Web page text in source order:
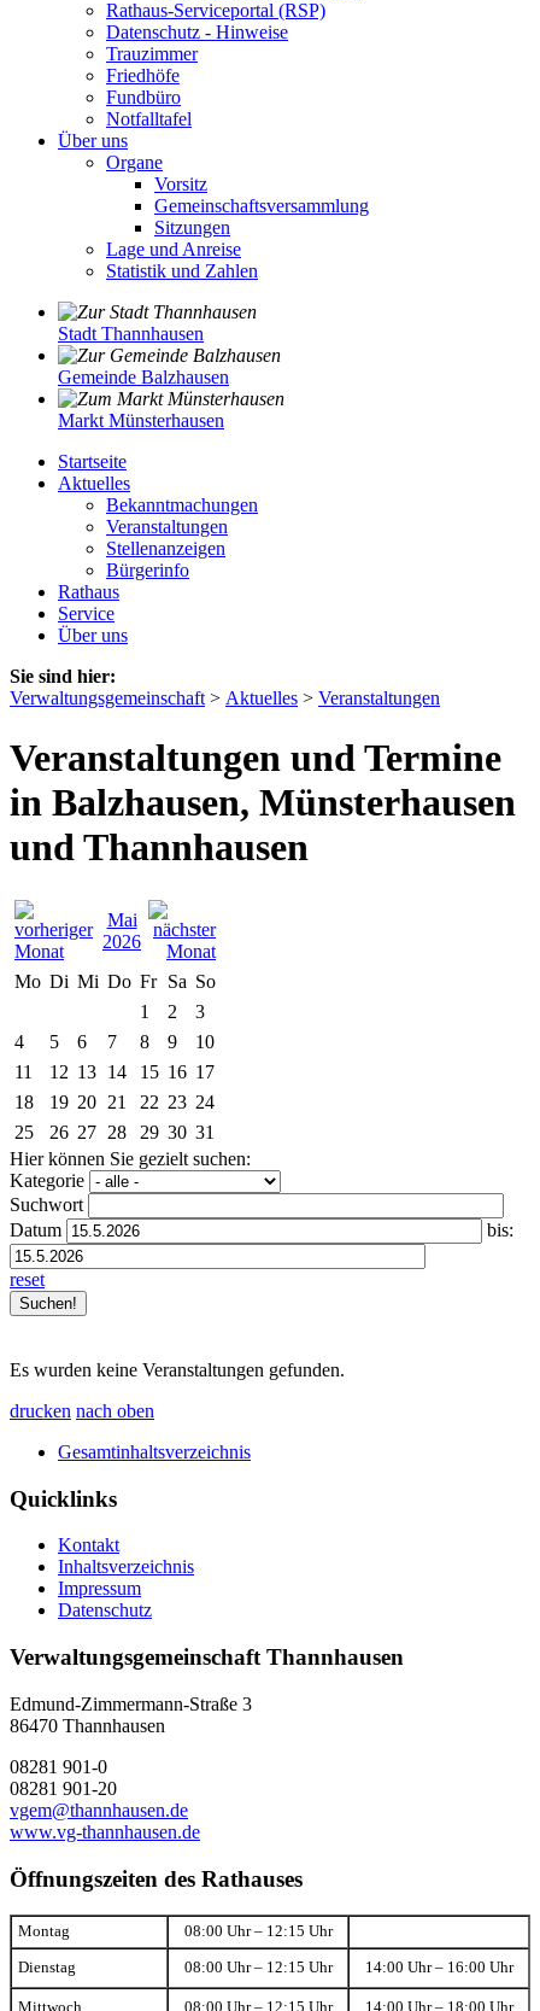
Rathaus-Serviceportal (RSP)
Datenschutz - Hinweise
Trauzimmer
Friedhöfe
Fundbüro
Notfalltafel
Über uns
Organe
Vorsitz
Gemeinschaftsversammlung
Sitzungen
Lage und Anreise
Statistik und Zahlen
Stadt Thannhausen
Gemeinde Balzhausen
Markt Münsterhausen
Startseite
Aktuelles
Bekanntmachungen
Veranstaltungen
Stellenanzeigen
Bürgerinfo
Rathaus
Service
Über uns
Sie sind hier:
Verwaltungsgemeinschaft > Aktuelles > Veranstaltungen
Veranstaltungen und Termine
in Balzhausen, Münsterhausen
und Thannhausen
Mai
2026
Mo Di Mi Do Fr Sa So
1
2
3
4
5 6 7 8 9
10
11
12 13 14 15 16 17
18
19 20 21 22 23 24
25
26 27 28 29 30 31
Hier können Sie gezielt suchen:
Kategorie
Suchwort
Datum
bis:
reset
Es wurden keine Veranstaltungen gefunden.
drucken nach oben
Gesamtinhaltsverzeichnis
Quicklinks
Kontakt
Inhaltsverzeichnis
Impressum
Datenschutz
Verwaltungsgemeinschaft Thannhausen
Edmund-Zimmermann-Straße 3
86470 Thannhausen
08281 901-0
08281 901-20
vgem@thannhausen.de
www.vg-thannhausen.de
Öffnungszeiten des Rathauses
Montag 08:00 Uhr – 12:15 Uhr
Dienstag 08:00 Uhr – 12:15 Uhr 14:00 Uhr – 16:00 Uhr